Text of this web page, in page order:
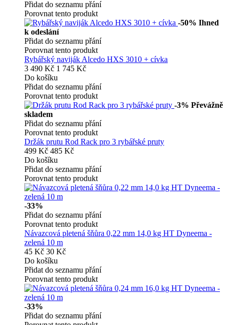
Přidat do seznamu přání
Porovnat tento produkt
-50% Ihned
k odeslání
Přidat do seznamu přání
Porovnat tento produkt
Rybářský naviják Alcedo HXS 3010 + cívka
3 490 Kč 1 745 Kč
Do košíku
Přidat do seznamu přání
Porovnat tento produkt
-3% Převážně
skladem
Přidat do seznamu přání
Porovnat tento produkt
Držák prutu Rod Rack pro 3 rybářské pruty
499 Kč 485 Kč
Do košíku
Přidat do seznamu přání
Porovnat tento produkt
-33%
Přidat do seznamu přání
Porovnat tento produkt
Návazcová pletená šňůra 0,22 mm 14,0 kg HT Dyneema -
zelená 10 m
45 Kč 30 Kč
Do košíku
Přidat do seznamu přání
Porovnat tento produkt
-33%
Přidat do seznamu přání